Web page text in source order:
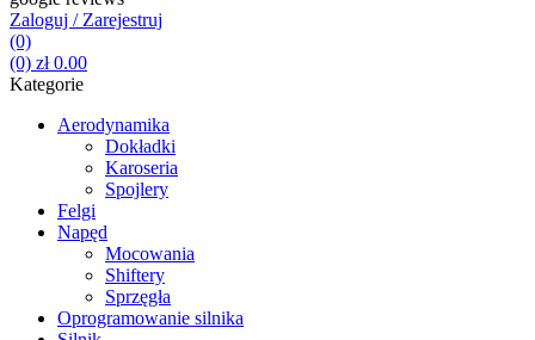
Zaloguj / Zarejestruj
(0)
(0) zł0.00
Kategorie
Aerodynamika
Dokładki
Karoseria
Spojlery
Felgi
Napęd
Mocowania
Shiftery
Sprzęgła
Oprogramowanie silnika